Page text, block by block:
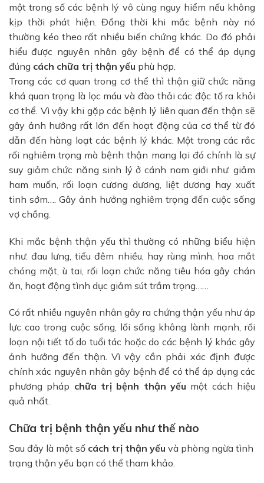
một trong số các bệnh lý vô cùng nguy hiểm nếu không
kịp thời phát hiện. Đồng thời khi mắc bệnh này nó
thường kéo theo rất nhiều biến chứng khác. Do đó phải
hiểu được nguyên nhân gây bệnh để có thể áp dụng
đúng cách chữa trị thận yếu phù hợp.
Trong các cơ quan trong cơ thể thì thận giữ chức năng
khá quan trọng là lọc máu và đào thải các độc tố ra khỏi
cơ thể. Vì vậy khi gặp các bệnh lý liên quan đến thận sẽ
gây ảnh hưởng rất lớn đến hoạt động của cơ thể từ đó
dẫn đến hàng loạt các bệnh lý khác. Một trong các rắc
rối nghiêm trọng mà bệnh thận mang lại đó chính là sự
suy giảm chức năng sinh lý ở cánh nam giới như: giảm
ham muốn, rối loạn cương dương, liệt dương hay xuất
tinh sớm…. Gây ảnh hưởng nghiêm trọng đến cuộc sống
vợ chồng.
Khi mắc bệnh thận yếu thì thường có những biểu hiện
như: đau lưng, tiểu đêm nhiều, hay rùng mình, hoa mắt
chóng mặt, ù tai, rối loạn chức năng tiêu hóa gây chán
ăn, hoạt động tình dục giảm sút trầm trọng……
Có rất nhiều nguyên nhân gây ra chứng thận yếu như áp
lực cao trong cuộc sống, lối sống không lành mạnh, rối
loạn nội tiết tố do tuổi tác hoặc do các bệnh lý khác gây
ảnh hưởng đến thận. Vì vậy cần phải xác định được
chính xác nguyên nhân gây bệnh để có thể áp dụng các
phương pháp chữa trị bệnh thận yếu một cách hiệu
quả nhất.
Chữa trị bệnh thận yếu như thế nào
Sau đây là một số cách trị thận yếu và phòng ngừa tình
trạng thận yếu bạn có thể tham khảo.